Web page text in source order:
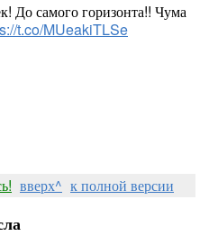
До самого горизонта!! Чума
t.co/MUeakiTLSe
вверх^ к полной версии